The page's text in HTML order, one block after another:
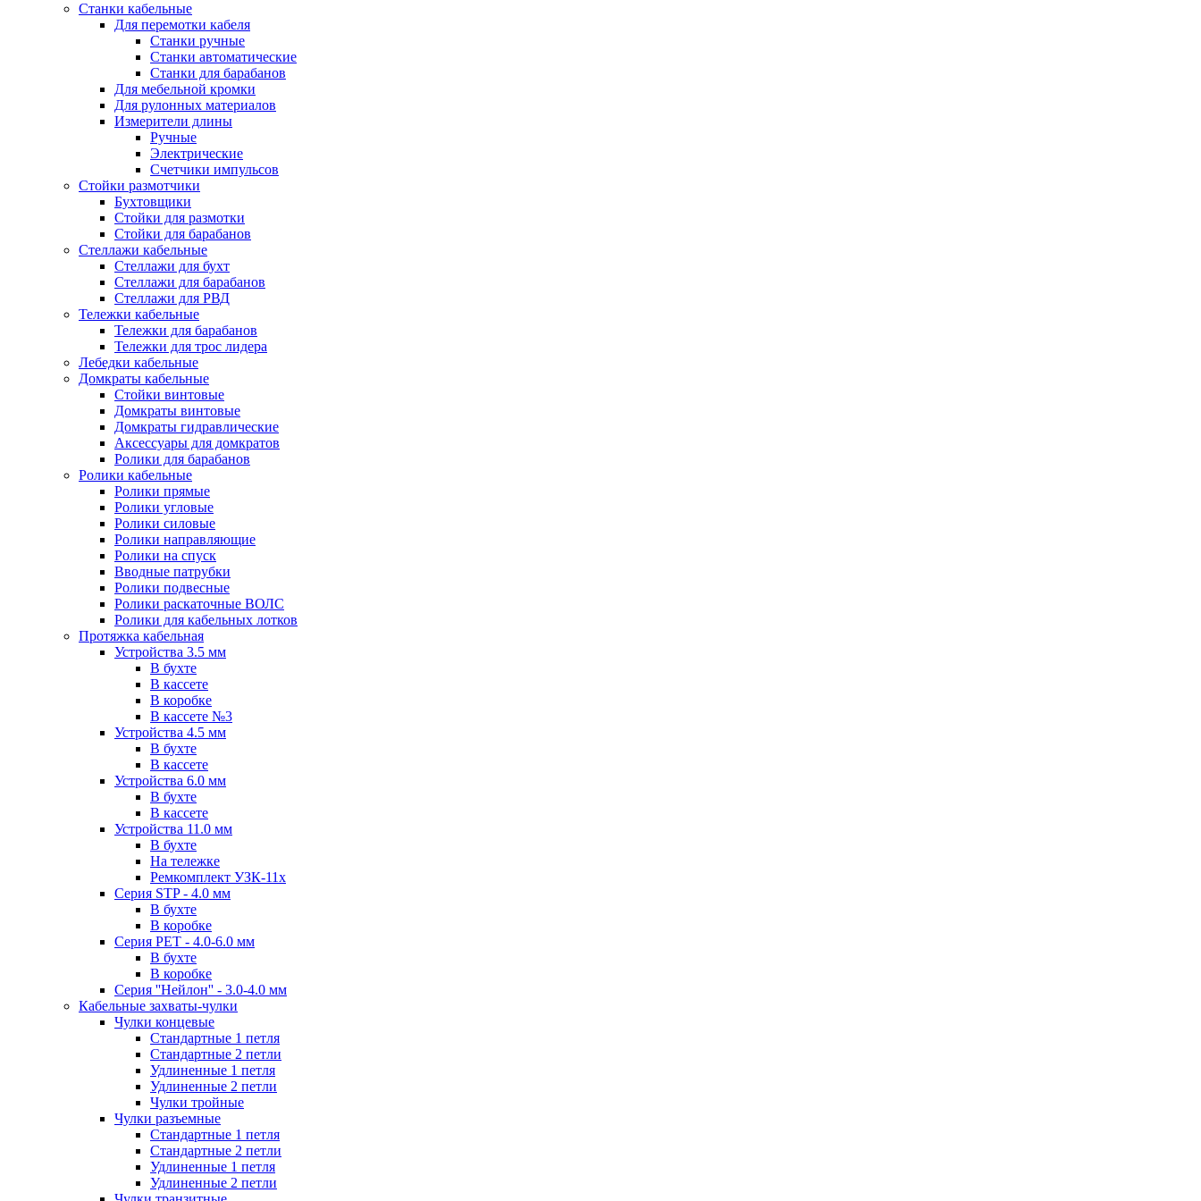
Станки кабельные
Для перемотки кабеля
Станки ручные
Станки автоматические
Станки для барабанов
Для мебельной кромки
Для рулонных материалов
Измерители длины
Ручные
Электрические
Счетчики импульсов
Стойки размотчики
Бухтовщики
Стойки для размотки
Стойки для барабанов
Стеллажи кабельные
Стеллажи для бухт
Стеллажи для барабанов
Стеллажи для РВД
Тележки кабельные
Тележки для барабанов
Тележки для трос лидера
Лебедки кабельные
Домкраты кабельные
Стойки винтовые
Домкраты винтовые
Домкраты гидравлические
Аксессуары для домкратов
Ролики для барабанов
Ролики кабельные
Ролики прямые
Ролики угловые
Ролики силовые
Ролики направляющие
Ролики на спуск
Вводные патрубки
Ролики подвесные
Ролики раскаточные ВОЛС
Ролики для кабельных лотков
Протяжка кабельная
Устройства 3.5 мм
В бухте
В кассете
В коробке
В кассете №3
Устройства 4.5 мм
В бухте
В кассете
Устройства 6.0 мм
В бухте
В кассете
Устройства 11.0 мм
В бухте
На тележке
Ремкомплект УЗК-11х
Серия STP - 4.0 мм
В бухте
В коробке
Серия PET - 4.0-6.0 мм
В бухте
В коробке
Серия ''Нейлон'' - 3.0-4.0 мм
Кабельные захваты-чулки
Чулки концевые
Стандартные 1 петля
Стандартные 2 петли
Удлиненные 1 петля
Удлиненные 2 петли
Чулки тройные
Чулки разъемные
Стандартные 1 петля
Стандартные 2 петли
Удлиненные 1 петля
Удлиненные 2 петли